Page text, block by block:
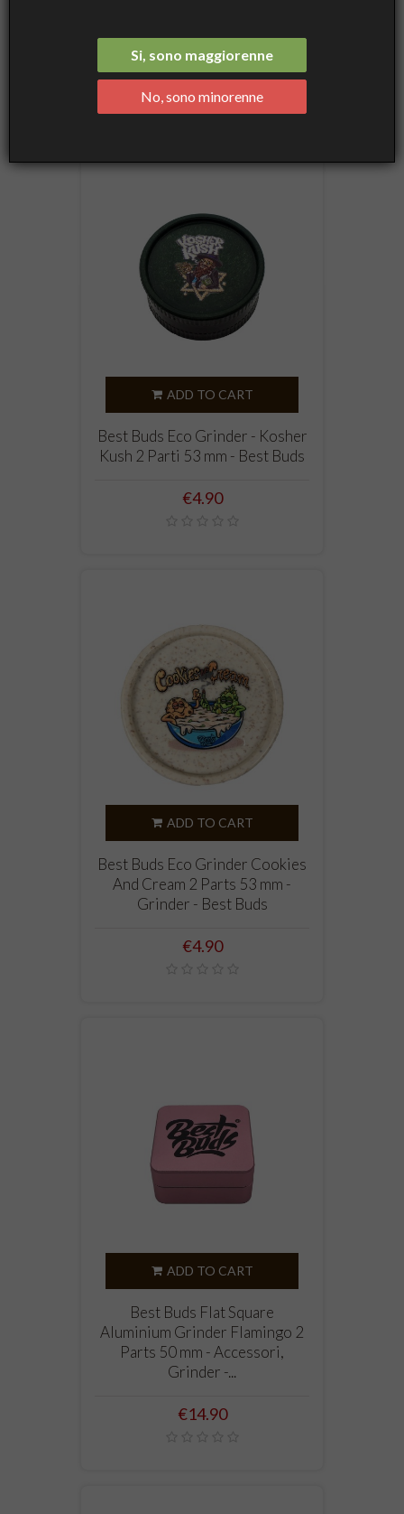
Name, A to Z
Showing 1-18 of 18 item(s)
ADD TO CART
Best Buds Eco Grinder - Kosher
Kush 2 Parti 53 mm - Best Buds
Price
€4.90
ADD TO CART
Best Buds Eco Grinder Cookies
And Cream 2 Parts 53 mm -
Grinder - Best Buds
Price
€4.90
ADD TO CART
Best Buds Flat Square
Aluminium Grinder Flamingo 2
Parts 50 mm - Accessori,
Grinder -...
Price
€14.90
Si, sono maggiorenne
No, sono minorenne